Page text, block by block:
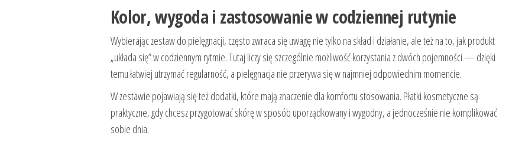
Kolor, wygoda i zastosowanie w codziennej rutynie
Wybierając zestaw do pielęgnacji, często zwraca się uwagę nie tylko na skład i działanie, ale też na to, jak produkt
„układa się” w codziennym rytmie. Tutaj liczy się szczególnie możliwość korzystania z dwóch pojemności — dzięki
temu łatwiej utrzymać regularność, a pielęgnacja nie przerywa się w najmniej odpowiednim momencie.
W zestawie pojawiają się też dodatki, które mają znaczenie dla komfortu stosowania. Płatki kosmetyczne są
praktyczne, gdy chcesz przygotować skórę w sposób uporządkowany i wygodny, a jednocześnie nie komplikować
sobie dnia.